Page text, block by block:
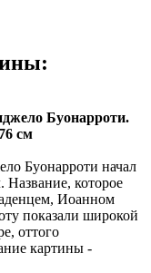
Буонарроти.
см
Буонарроти начал
Название, которое
Иоанном
показали широкой
оттого
картины -